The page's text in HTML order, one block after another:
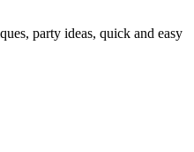
party ideas, quick and easy